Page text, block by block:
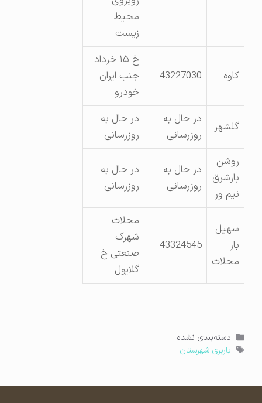
محیط
زیست
43227030
خ ۱۵ خرداد
جنب ایران
خودرو
گلشهر
در حال به
روزرسانی
در حال به
روزرسانی
روشن
بارشرق
نیم ور
در حال به
روزرسانی
در حال به
روزرسانی
سهیل
محلات
43324545
محلات
شهرک
صنعتی خ
گلایول
دسته‌ها
دسته‌بندی نشده
برچسب‌ها
باربری شهرستان